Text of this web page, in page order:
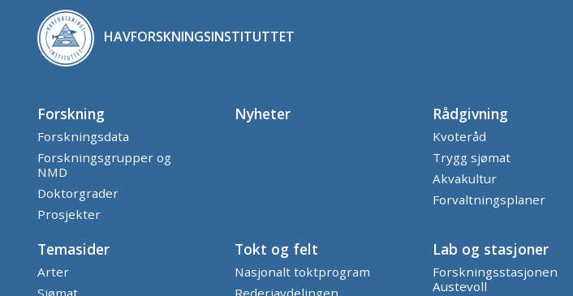
HAVFORSKNINGSINSTITUTTET
Forskning
Forskningsdata
Forskningsgrupper og
NMD
Doktorgrader
Prosjekter
Nyheter Rådgivning
Kvoteråd
Trygg sjømat
Akvakultur
Forvaltningsplaner
Temasider
Arter
Sjømat
Tokt og felt
Nasjonalt toktprogram
Rederiavdelingen
Lab og stasjoner
Forskningsstasjonen
Austevoll